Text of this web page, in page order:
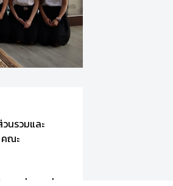
นรวมและ
คณะ
รอย่างสูงต่อ